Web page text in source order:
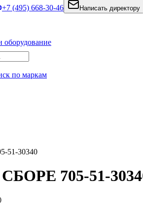
+7 (495) 668-30-46 Написать директору
оборудование
по маркам
51-30340
705-51-